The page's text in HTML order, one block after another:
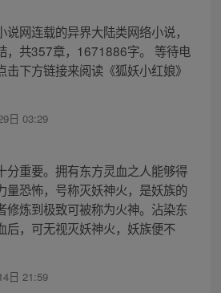
说网连载的异界大陆类网络小说，
，共357章，1671886字。 等待电
下方链接来阅读《狐妖小红娘》
日 03:29
分重要。拥有东方灵血之人能够得
量恐怖，号称灭妖神火，是妖族的
修炼到极致可被称为火神。沾染东
后，可无视灭妖神火，妖族便不
日 21:59